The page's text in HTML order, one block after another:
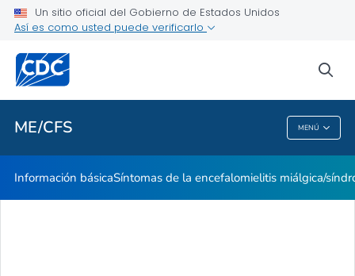
Un sitio oficial del Gobierno de Estados Unidos
Así es como usted puede verificarlo
ME/CFS MENÚ
Stakeholder Engagement and Communication (SEC) calls
Proveedores de atención médica
ME/CFS
Información básicaSíntomas de la encefalomielitis miálgica/